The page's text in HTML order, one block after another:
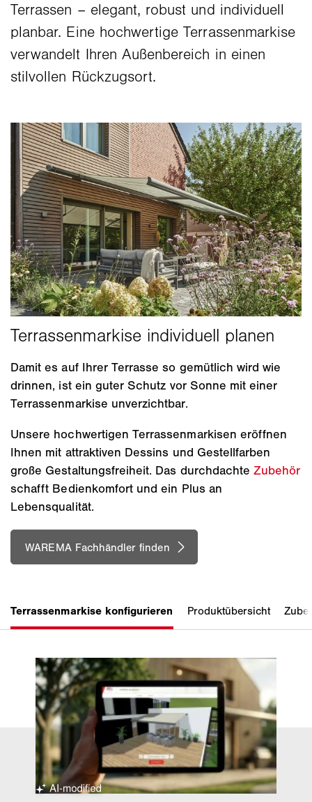
Terrassen – elegant, robust und individuell
planbar. Eine hochwertige Terrassenmarkise
verwandelt Ihren Außenbereich in einen
stilvollen Rückzugsort.
Damit es auf Ihrer Terrasse so gemütlich wird wie
drinnen, ist ein guter Schutz vor Sonne mit einer
Terrassenmarkise unverzichtbar.
Unsere hochwertigen Terrassenmarkisen eröffnen
Ihnen mit attraktiven Dessins und Gestellfarben
große Gestaltungsfreiheit. Das durchdachteZubehör
schafft Bedienkomfort und ein Plus an
Lebensqualität.